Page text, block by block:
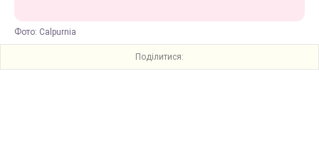
Фото: Calpurnia
Поділитися: